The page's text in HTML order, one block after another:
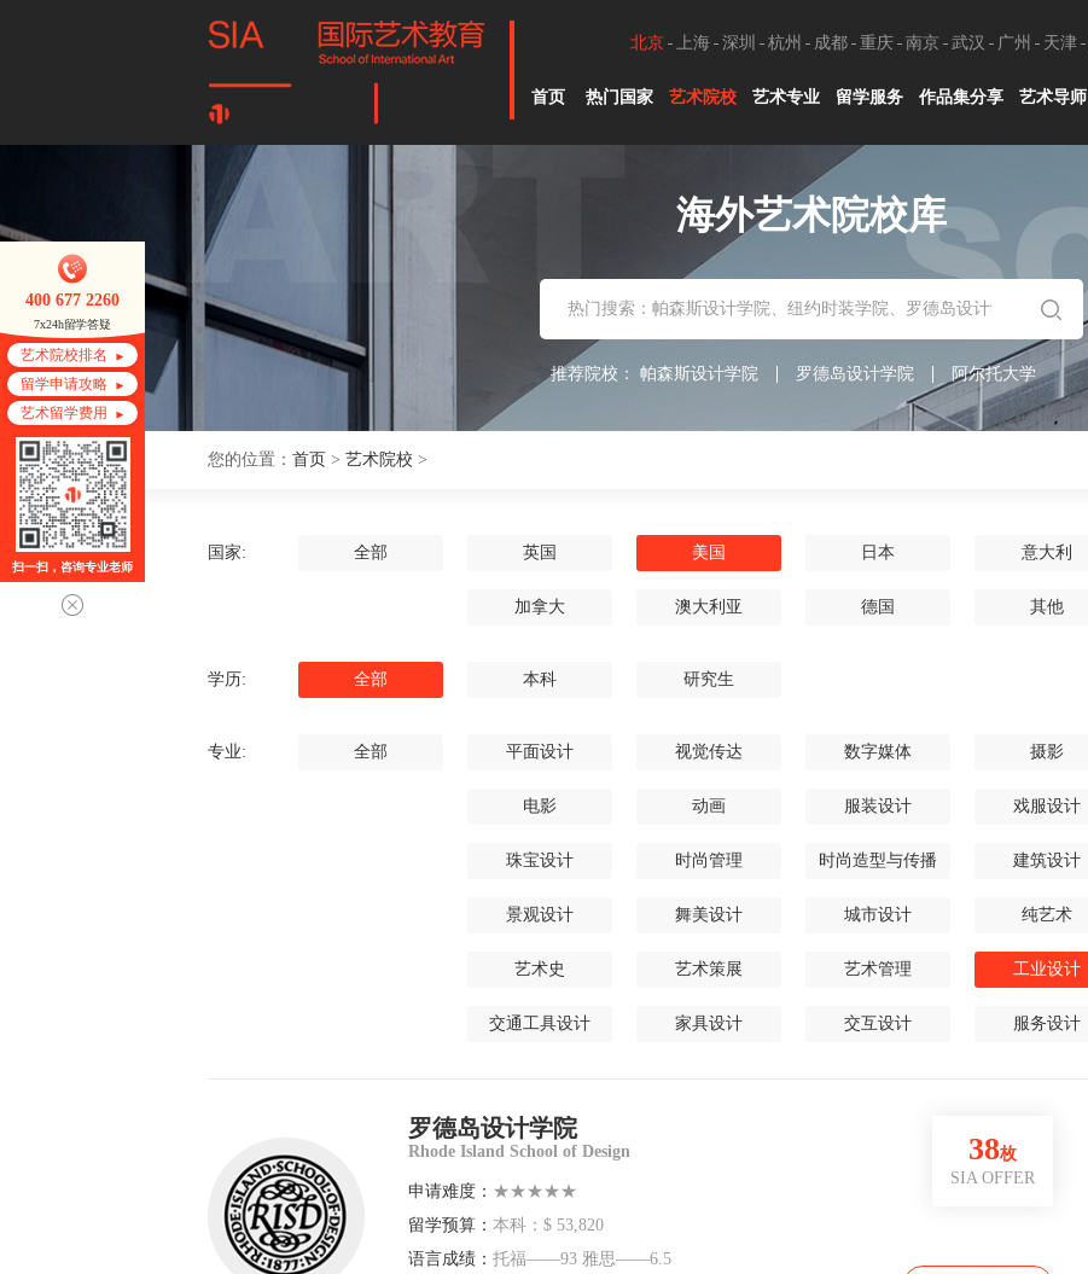
北京 上海 深圳 杭州 成都 重庆 南京 武汉 广州 天津
首页 热门国家 艺术院校 艺术专业 留学服务 作品集分享 艺术导师
海外艺术院校库
推荐院校： 帕森斯设计学院 罗德岛设计学院 阿尔托大学
您的位置： 首页 > 艺术院校 >
国家: 全部 英国 美国 日本 意大利
加拿大 澳大利亚 德国 其他
学历: 全部 本科 研究生
专业: 全部 平面设计 视觉传达 数字媒体 摄影
电影 动画 服装设计 戏服设计
珠宝设计 时尚管理 时尚造型与传播 建筑设计
景观设计 舞美设计 城市设计 纯艺术
艺术史 艺术策展 艺术管理 工业设计
交通工具设计 家具设计 交互设计 服务设计
38枚
SIA OFFER
罗德岛设计学院
Rhode Island School of Design
申请难度： ★★★★★
留学预算： 本科：$ 53,820
语言成绩： 托福——93 雅思——6.5
400 677 2260
7x24h留学答疑
艺术院校排名
留学申请攻略
艺术留学费用
扫一扫，咨询专业老师